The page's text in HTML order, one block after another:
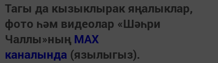
Тагы да кызыклырак яңалыклар,
фото һәм видеолар «Шәһри
Чаллы»ның MAX
каналында (язылыгыз).